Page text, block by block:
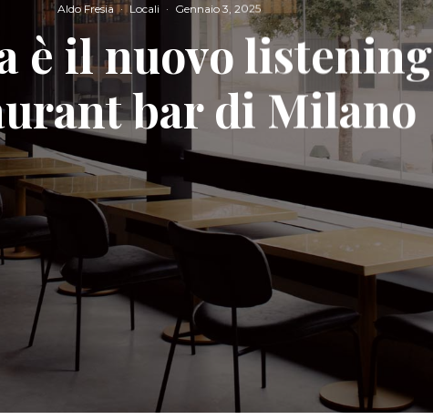
Aldo Fresia · Locali · Gennaio 3, 2025
è il nuovo listening
bar di Milano